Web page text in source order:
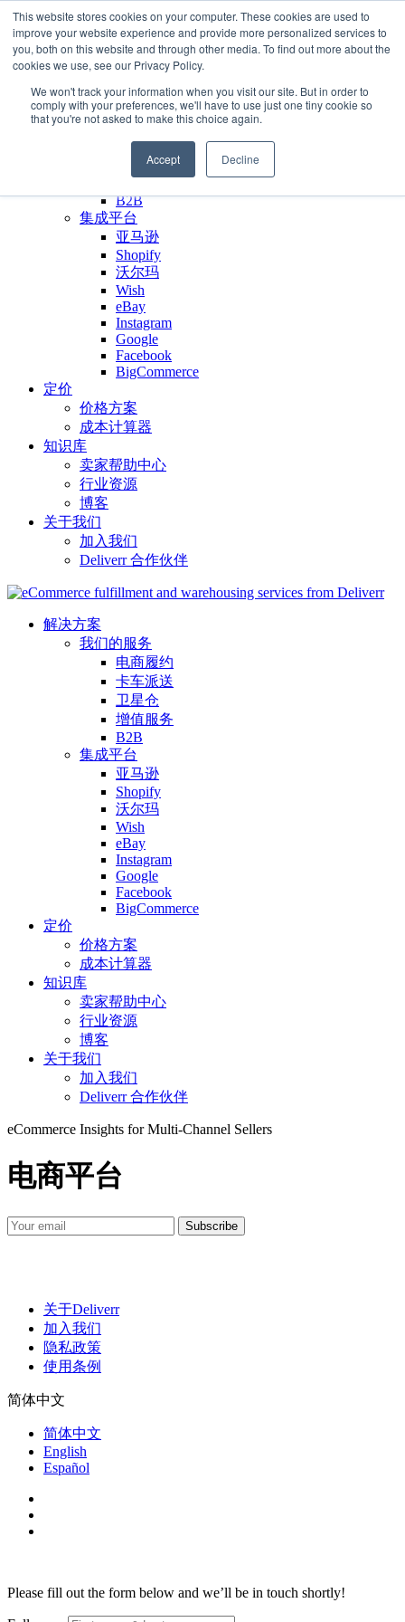
This website stores cookies on your computer. These cookies are used to
improve your website experience and provide more personalized services to
you, both on this website and through other media. To find out more about the
cookies we use, see our Privacy Policy.
We won't track your information when you visit our site. But in order to
comply with your preferences, we'll have to use just one tiny cookie so
that you're not asked to make this choice again.
Accept Decline
🔥 Shopify大中华区巡回路演火热报名中🔥
解决方案
我们的服务
电商履约
卡车派送
卫星仓
增值服务
B2B
集成平台
亚马逊
Shopify
沃尔玛
Wish
eBay
Instagram
Google
Facebook
BigCommerce
定价
价格方案
成本计算器
知识库
卖家帮助中心
行业资源
博客
关于我们
加入我们
Deliverr 合作伙伴
解决方案
我们的服务
电商履约
卡车派送
卫星仓
增值服务
B2B
集成平台
亚马逊
Shopify
沃尔玛
Wish
eBay
Instagram
Google
Facebook
BigCommerce
定价
价格方案
成本计算器
知识库
卖家帮助中心
行业资源
博客
关于我们
加入我们
Deliverr 合作伙伴
eCommerce Insights for Multi-Channel Sellers
电商平台
关于Deliverr
加入我们
隐私政策
使用条例
简体中文
简体中文
English
Español
Please fill out the form below and we’ll be in touch shortly!